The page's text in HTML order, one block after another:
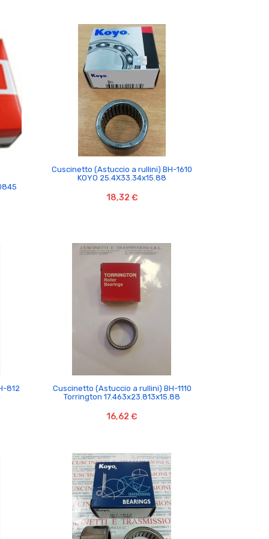

Cuscinetto (Astuccio a rullini) BH-1610
KOYO 25.4X33.34x15.88
18,32 €
812

Cuscinetto (Astuccio a rullini) BH-1110
Torrington 17.463x23.813x15.88
16,62 €